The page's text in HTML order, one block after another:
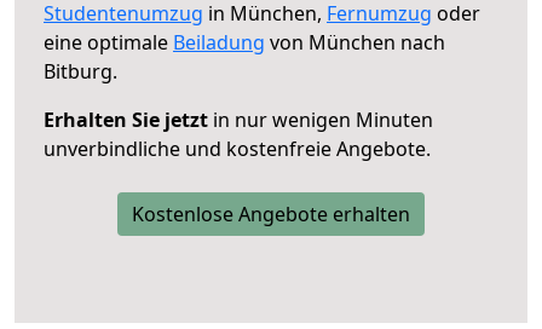
Studentenumzug in München, Fernumzug oder
eine optimale Beiladung von München nach
Bitburg.
Erhalten Sie jetzt in nur wenigen Minuten
unverbindliche und kostenfreie Angebote.
Kostenlose Angebote erhalten